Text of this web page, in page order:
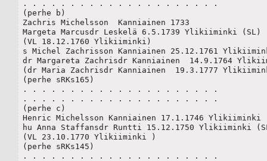
. . . . . . . . . . . . . . . . . . . . .
(perhe b)
Zachris Michelsson  Kanniainen 1733
Margeta Marcusdr Leskelä 6.5.1739 Ylikiiminki (SL)
(VL 18.12.1760 Ylikiiminki)
s Michel Zachrisson Kanniainen 25.12.1761
dr Margareta Zachrisdr Kanniainen  14.9.1764
(dr Maria Zachrisdr Kanniainen  19.3.1777
(perhe sRKs165)
. . . . . . . . . . . . . . . . . . . . .
. . . . . . . . . . . . . . . . . . . . .
(perhe c)
Henric Michelsson Kanniainen 17.1.1746 Ylikiiminki
hu Anna Staffansdr Runtti 15.12.1750 Ylikiiminki
(VL 23.10.1770 Ylikiiminki )
(perhe sRKs145)
. . . . . . . . . . . . . . . . . . . . .